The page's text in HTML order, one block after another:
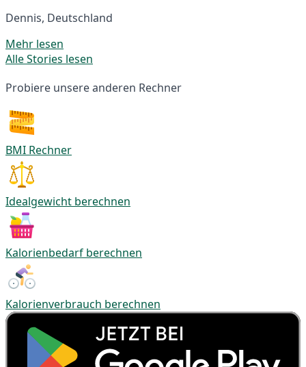
Dennis, Deutschland
Mehr lesen
Alle Stories lesen
Probiere unsere anderen Rechner
BMI Rechner
Idealgewicht berechnen
Kalorienbedarf berechnen
Kalorienverbrauch berechnen